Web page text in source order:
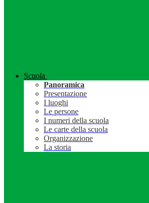
Scuola
Panoramica
Presentazione
I luoghi
Le persone
I numeri della scuola
Le carte della scuola
Organizzazione
La storia